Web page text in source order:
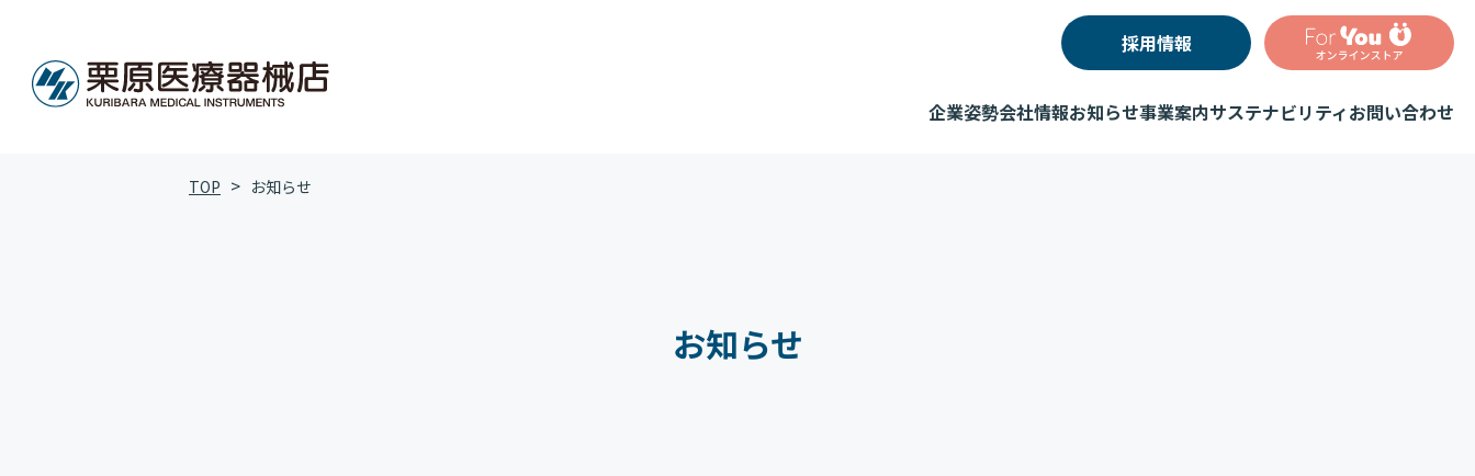
企業姿勢会社情報お知らせ事業案内サステナビリティお問い合わせ
採用情報
TOP お知らせ
お知らせ